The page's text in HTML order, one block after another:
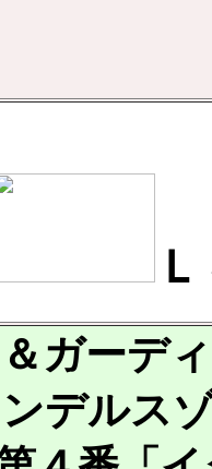
ガーデ
デルス